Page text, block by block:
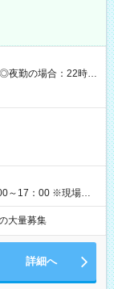
夜勤の場合：22時～
者／条件有) ◎社食あ
じです。
～17：00 ※現場によ
によっては午前中
能。
大量募集
詳細へ